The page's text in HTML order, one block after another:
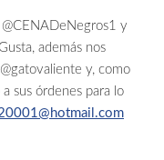
y
además nos
y, como
sus órdenes para lo